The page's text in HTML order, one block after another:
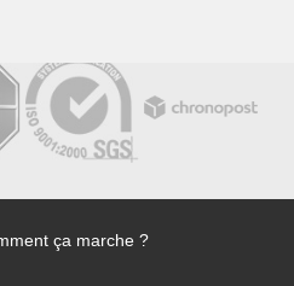
ça marche ?